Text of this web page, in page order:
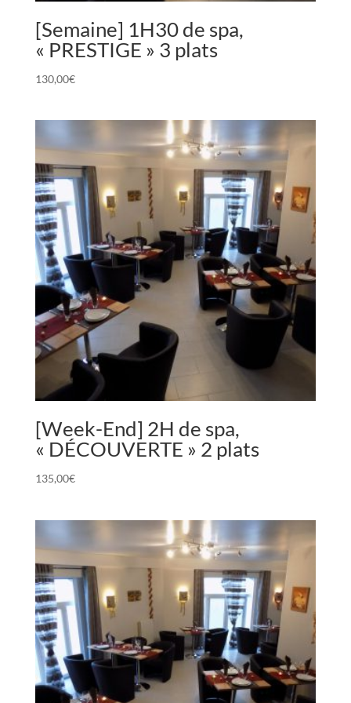
[Semaine] 1H30 de spa,
« PRESTIGE » 3 plats
130,00€
[Week-End] 2H de spa,
« DÉCOUVERTE » 2 plats
135,00€